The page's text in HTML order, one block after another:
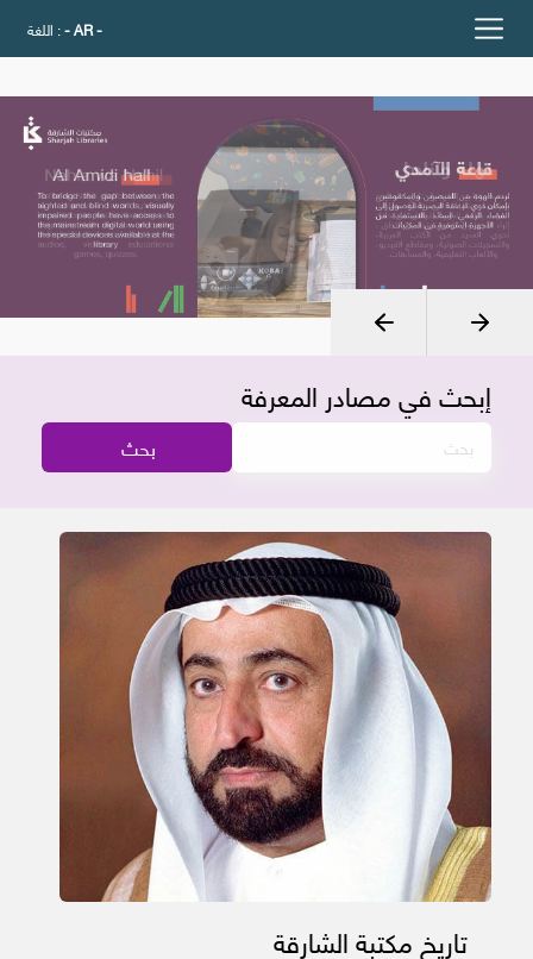
اللغة :- AR -
إبحث في مصادر المعرفة
تاريخ مكتبة الشارقة